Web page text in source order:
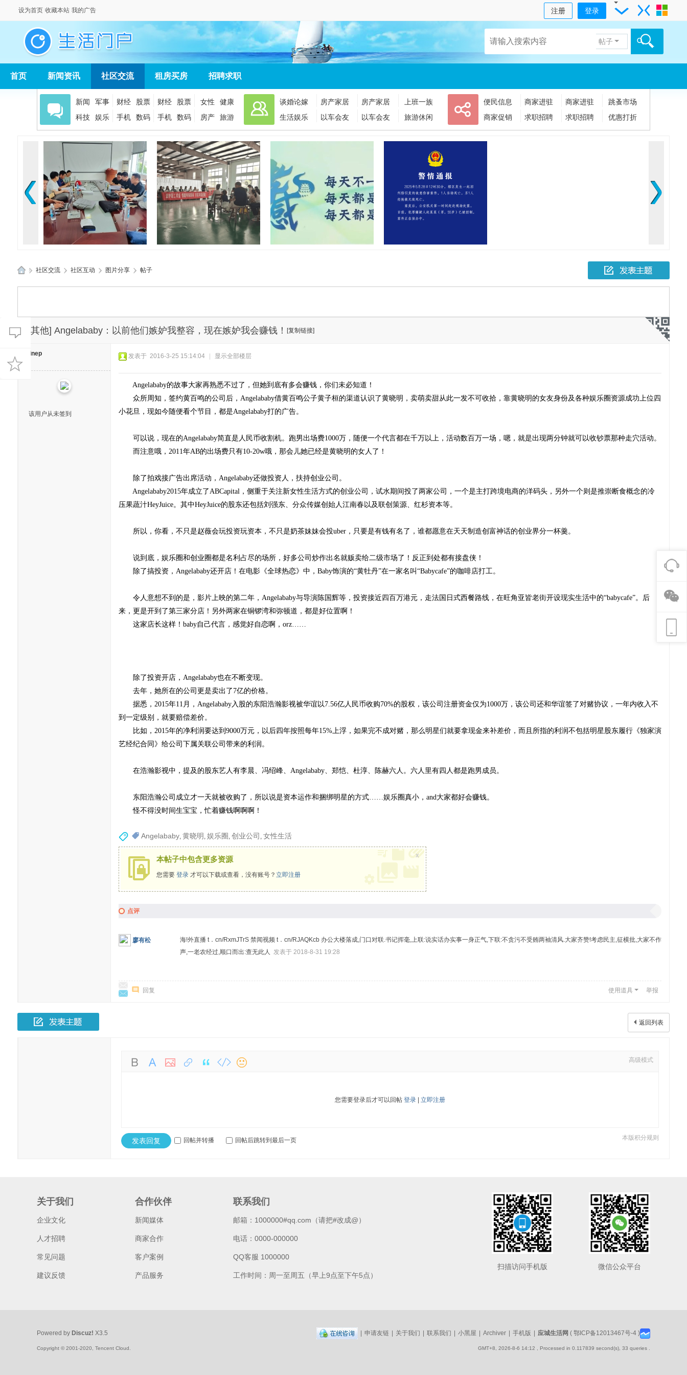
设为首页 收藏本站 我的广告 注册 登录
帖子
首页 新闻资讯 社区交流 租房买房 招聘求职
新闻 军事 财经 股票 财经 股票 女性
健康
科技
娱乐 手机 数码 手机 数码 房产 旅游
谈婚论嫁 房产家居 房产家居
上班一族
生活娱乐
以车会友 以车会友 旅游休闲
便民信息 商家进驻 商家进驻
跳蚤市场
商家促销
求职招聘 求职招聘 优惠打折
孝感应城两地应急管理部门精
应
活
» 社区交流 › 社区互动 › 图片分享 › 帖子
[其他] Angelababy：以前他们嫉妒我整容，现在嫉妒我会赚钱！ [复制链接]
uinep
该用户从未签到
发表于 2016-3-25 15:14:04 显示全部楼层
Angelababy的故事大家再熟悉不过了，但她到底有多会赚钱，你们未必知道！
众所周知，签约黄百鸣的公司后，Angelababy借黄百鸣公子黄子桓的渠道认识了黄晓明，卖萌卖甜从此一发不可收拾，靠黄晓明的女友身份及各种娱乐圈资源成功上位四
小花旦，现如今随便看个节目，都是Angelababy打的广告。
可以说，现在的Angelababy简直是人民币收割机。跑男出场费1000万，随便一个代言都在千万以上，活动数百万一场，嗯，就是出现两分钟就可以收钞票那种走穴活动。
而注意哦，2011年AB的出场费只有10-20w哦，那会儿她已经是黄晓明的女人了！
除了拍戏接广告出席活动，Angelababy还做投资人，扶持创业公司。
Angelababy2015年成立了ABCapital，侧重于关注新女性生活方式的创业公司，试水期间投了两家公司，一个是主打跨境电商的洋码头，另外一个则是推崇断食概念的冷
压果蔬汁HeyJuice。其中HeyJuice的股东还包括刘强东、分众传媒创始人江南春以及联创策源、红杉资本等。
所以，你看，不只是赵薇会玩投资玩资本，不只是奶茶妹妹会投uber，只要是有钱有名了，谁都愿意在天天制造创富神话的创业界分一杯羹。
说到底，娱乐圈和创业圈都是名利占尽的场所，好多公司炒作出名就贩卖给二级市场了！反正到处都有接盘侠！
除了搞投资，Angelababy还开店！在电影《全球热恋》中，Baby饰演的“黄牡丹”在一家名叫“Babycafe”的咖啡店打工。
令人意想不到的是，影片上映的第二年，Angelababy与导演陈国辉等，投资接近四百万港元，走法国日式西餐路线，在旺角亚皆老街开设现实生活中的“babycafe”。后
来，更是开到了第三家分店！另外两家在铜锣湾和弥顿道，都是好位置啊！
这家店长这样！baby自己代言，感觉好自恋啊，orz……
除了投资开店，Angelababy也在不断变现。
去年，她所在的公司更是卖出了7亿的价格。
据悉，2015年11月，Angelababy入股的东阳浩瀚影视被华谊以7.56亿人民币收购70%的股权，该公司注册资金仅为1000万，该公司还和华谊签了对赌协议，一年内收入不
到一定级别，就要赔偿差价。
比如，2015年的净利润要达到9000万元，以后四年按照每年15%上浮，如果完不成对赌，那么明星们就要拿现金来补差价，而且所指的利润不包括明星股东履行《独家演
艺经纪合同》给公司下属关联公司带来的利润。
在浩瀚影视中，提及的股东艺人有李晨、冯绍峰、Angelababy、郑恺、杜淳、陈赫六人。六人里有四人都是跑男成员。
东阳浩瀚公司成立才一天就被收购了，所以说是资本运作和捆绑明星的方式……娱乐圈真小，and大家都好会赚钱。
怪不得没时间生宝宝，忙着赚钱啊啊啊！
Angelababy, 黄晓明 , 娱乐圈 , 创业公司 , 女性生活
本帖子中包含更多资源
您需要 登录才可以下载或查看，没有账号？ 立即注册
x
点评
廖有松
海!外直播 t．cn/RxmJTrS 禁闻视频 t．cn/RJAQKcb 办公大楼落成,门口对联.书记挥毫,上联:说实话办实事一身正气,下联:不贪污不受贿两袖清风.大家齐赞!考虑民主,征横批,大家不作
声,一老农经过,顺口而出:查无此人 发表于 2018-8-31 19:28
回复 使用道具 举报
返回列表
高级模式
您需要登录后才可以回帖 登录| 立即注册
本版积分规则
发表回复 回帖并转播 回帖后跳转到最后一页
关于我们
企业文化
人才招聘
常见问题
建议反馈
合作伙伴
新闻媒体
商家合作
客户案例
产品服务
联系我们
邮箱：1000000#qq.com（请把#改成@）
电话：0000-000000
QQ客服 1000000
工作时间：周一至周五（早上9点至下午5点）
微信公众平台
扫描访问手机版
申请友链 关于我们 联系我们 小黑屋 Archiver 手机版 应城生活网 ( 鄂ICP备12013467号-4 )
GMT+8, 2026-8-6 14:12 , Processed in 0.117839 second(s), 33 queries .
Powered by Discuz! X3.5
Copyright © 2001-2020, Tencent Cloud.